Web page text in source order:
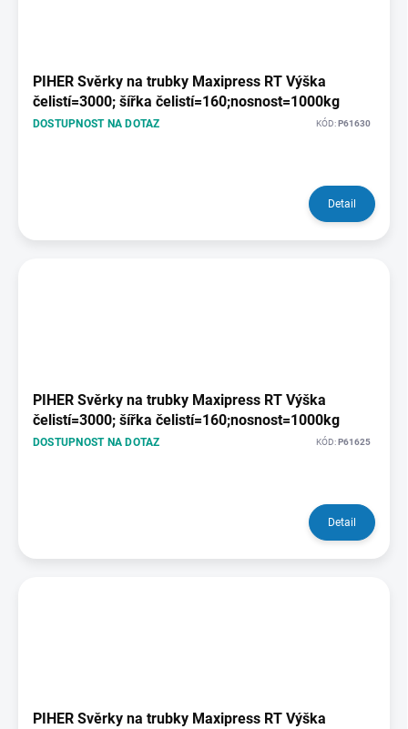
PIHER Svěrky na trubky Maxipress RT Výška
čelistí=3000; šířka čelistí=160;nosnost=1000kg
DOSTUPNOST NA DOTAZ KÓD:P61630
Detail
PIHER Svěrky na trubky Maxipress RT Výška
čelistí=3000; šířka čelistí=160;nosnost=1000kg
DOSTUPNOST NA DOTAZ KÓD:P61625
Detail
PIHER Svěrky na trubky Maxipress RT Výška